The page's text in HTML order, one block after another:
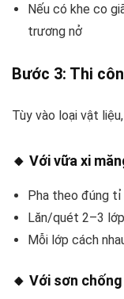
Nếu có khe co
trương nở
Bước 3: Thi
Tùy vào loại vật
🔸 Vớivữa xi
Pha theo đúng tỉ
Lăn/quét 2–3
Mỗi lớp cách
🔸 Với sơn